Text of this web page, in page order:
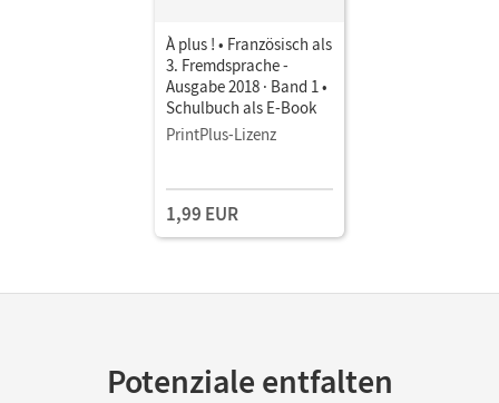
À plus ! • Französisch als
3. Fremdsprache -
Ausgabe 2018 · Band 1 •
Schulbuch als E-Book
PrintPlus-Lizenz
1,99 EUR
Potenziale entfalten